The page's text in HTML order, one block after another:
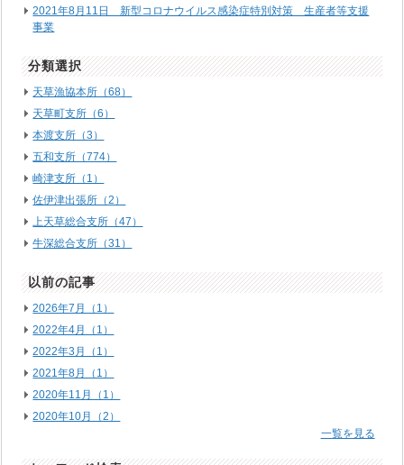
2021年8月11日 新型コロナウイルス感染症特別対策 生産者等支援
事業
分類選択
天草漁協本所（68）
天草町支所（6）
本渡支所（3）
五和支所（774）
崎津支所（1）
佐伊津出張所（2）
上天草総合支所（47）
牛深総合支所（31）
以前の記事
2026年7月（1）
2022年4月（1）
2022年3月（1）
2021年8月（1）
2020年11月（1）
2020年10月（2）
一覧を見る